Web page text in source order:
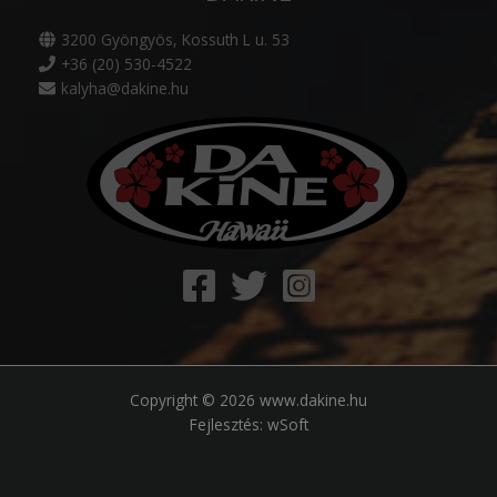
3200 Gyöngyös, Kossuth L u. 53
+36 (20) 530-4522
kalyha@dakine.hu
Copyright © 2026 www.dakine.hu
Fejlesztés: wSoft